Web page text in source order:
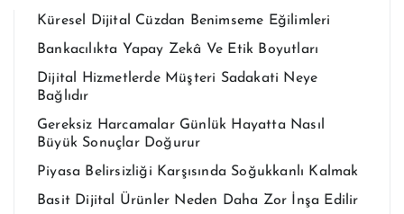
Küresel Dijital Cüzdan Benimseme Eğilimleri
Bankacılıkta Yapay Zekâ Ve Etik Boyutları
Dijital Hizmetlerde Müşteri Sadakati Neye
Bağlıdır
Gereksiz Harcamalar Günlük Hayatta Nasıl
Büyük Sonuçlar Doğurur
Piyasa Belirsizliği Karşısında Soğukkanlı Kalmak
Basit Dijital Ürünler Neden Daha Zor İnşa Edilir